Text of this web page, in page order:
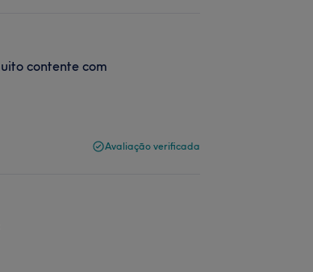
contente com
Avaliação verificada